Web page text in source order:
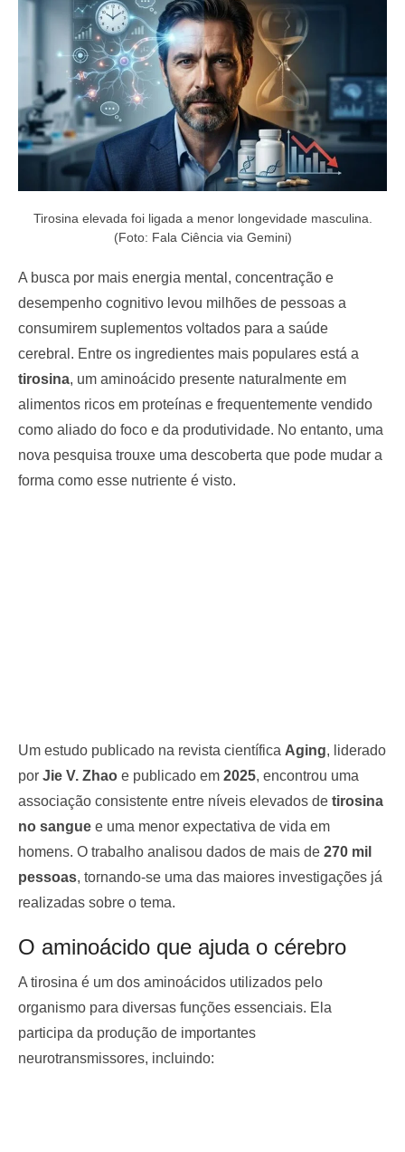
o
n
Tirosina elevada foi ligada a menor longevidade masculina.
(Foto: Fala Ciência via Gemini)
A busca por mais energia mental, concentração e
desempenho cognitivo levou milhões de pessoas a
consumirem suplementos voltados para a saúde
cerebral. Entre os ingredientes mais populares está a
tirosina, um aminoácido presente naturalmente em
alimentos ricos em proteínas e frequentemente vendido
como aliado do foco e da produtividade. No entanto, uma
nova pesquisa trouxe uma descoberta que pode mudar a
forma como esse nutriente é visto.
Um estudo publicado na revista científica Aging, liderado
por Jie V. Zhao e publicado em 2025, encontrou uma
associação consistente entre níveis elevados de tirosina
no sangue e uma menor expectativa de vida em
homens. O trabalho analisou dados de mais de 270 mil
pessoas, tornando-se uma das maiores investigações já
realizadas sobre o tema.
O aminoácido que ajuda o cérebro
A tirosina é um dos aminoácidos utilizados pelo
organismo para diversas funções essenciais. Ela
participa da produção de importantes
neurotransmissores, incluindo: